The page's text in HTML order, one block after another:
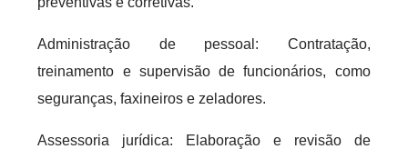
Administração de pessoal: Contratação,
treinamento e supervisão de funcionários, como
seguranças, faxineiros e zeladores.
Assessoria jurídica: Elaboração e revisão de